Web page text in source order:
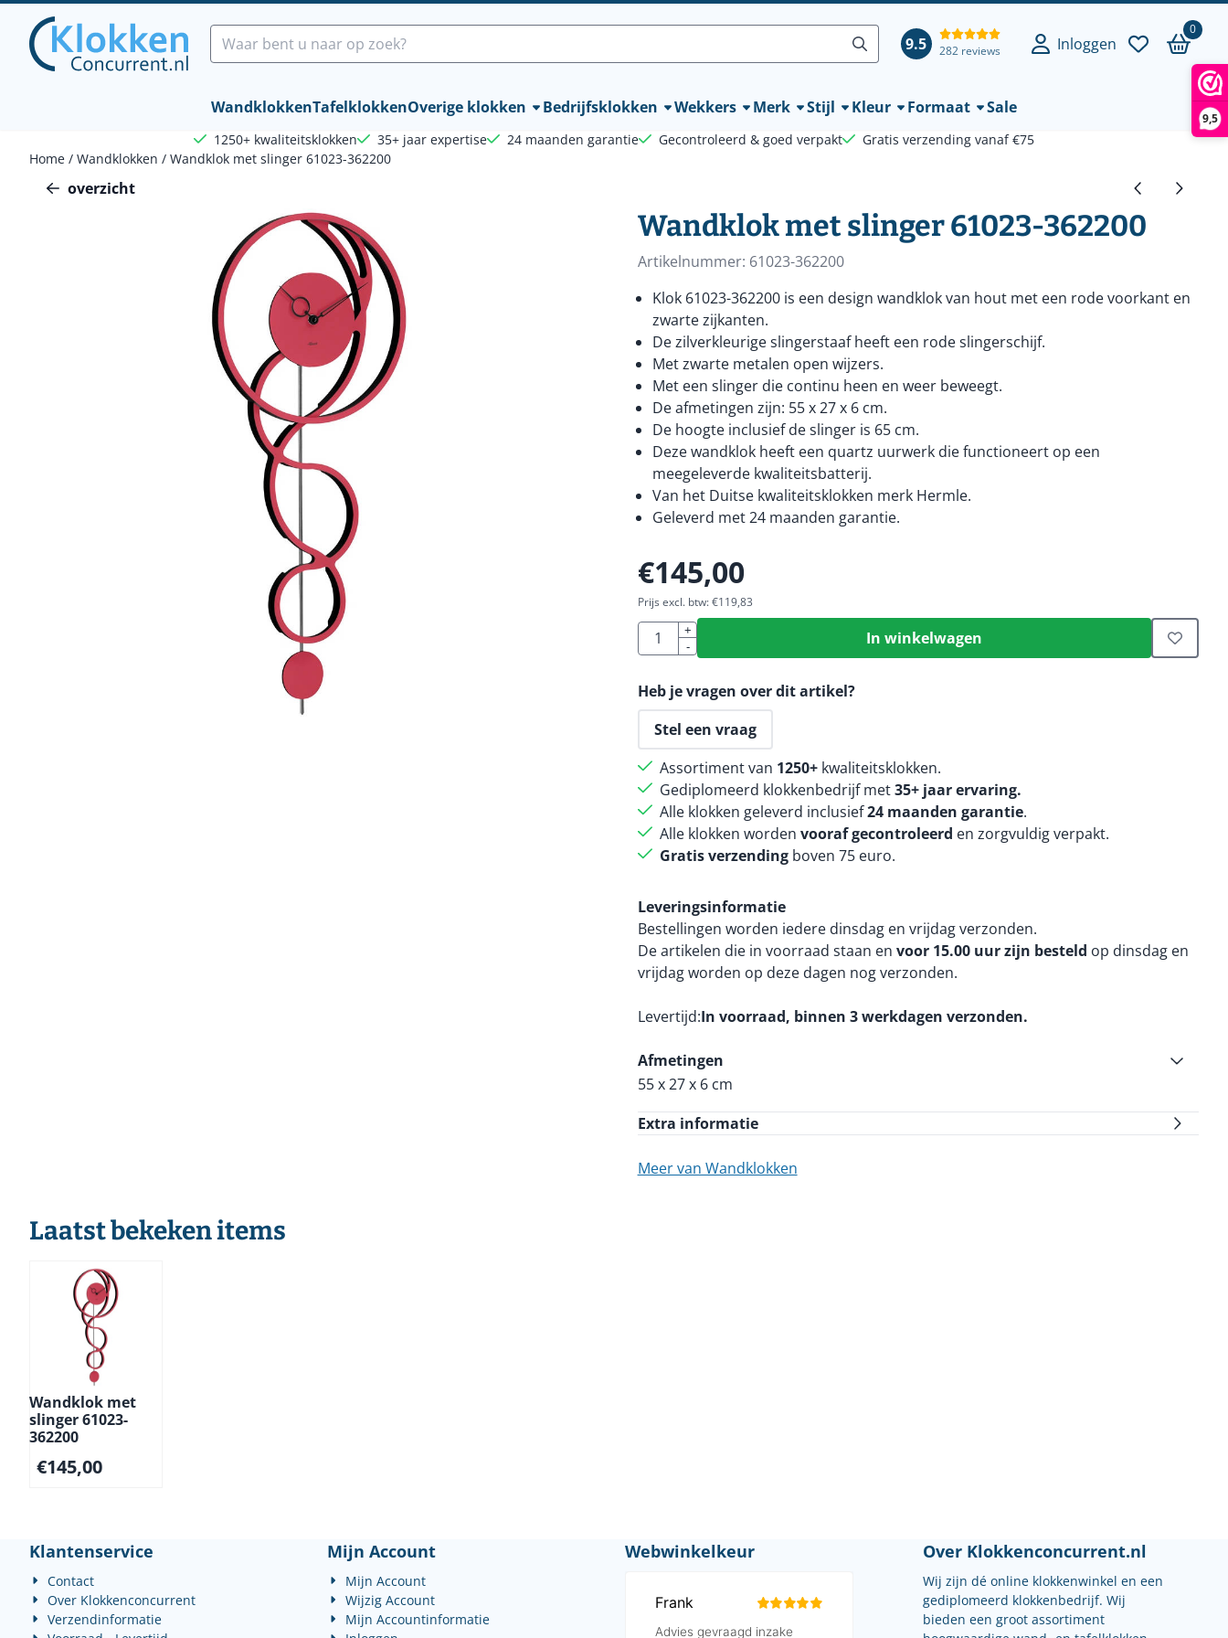
9,5
Cookievoorkeuren zijn beschikbaar. Kies instellingen of sta alle cookies toe.
Zoeken
9.5 282 reviews Inloggen
0
WandklokkenTafelklokkenOverige klokken Bedrijfsklokken Wekkers Merk Stijl Kleur Formaat Sale
1250+ kwaliteitsklokken 35+ jaar expertise 24 maanden garantie Gecontroleerd & goed verpakt
Gratis verzending vanaf €75
Home / Wandklokken / Wandklok met slinger 61023-362200
overzicht
Wandklok met slinger 61023-362200
Artikelnummer: 61023-362200
Klok 61023-362200 is een design wandklok van hout met een rode voorkant en
zwarte zijkanten.
De zilverkleurige slingerstaaf heeft een rode slingerschijf.
Met zwarte metalen open wijzers.
Met een slinger die continu heen en weer beweegt.
De afmetingen zijn: 55 x 27 x 6 cm.
De hoogte inclusief de slinger is 65 cm.
Deze wandklok heeft een quartz uurwerk die functioneert op een
meegeleverde kwaliteitsbatterij.
Van het Duitse kwaliteitsklokken merk Hermle.
Geleverd met 24 maanden garantie.
€145,00
Prijs excl. btw: €119,83
Aantal
+
-
In winkelwagen
Heb je vragen over dit artikel?
Stel een vraag
Assortiment van 1250+kwaliteitsklokken.
Gediplomeerd klokkenbedrijf met35+ jaar ervaring.
Alle klokken geleverd inclusief24 maanden garantie.
Alle klokken worden vooraf gecontroleerd en zorgvuldig verpakt.
Gratis verzendingboven 75 euro.
Leveringsinformatie
Bestellingen worden iedere dinsdag en vrijdag verzonden.
De artikelen die in voorraad staan en voor 15.00 uur zijn besteld op dinsdag en
vrijdag worden op deze dagen nog verzonden.
Levertijd In voorraad, binnen 3 werkdagen verzonden.
Afmetingen
55 x 27 x 6 cm
Extra informatie
Meer van Wandklokken
Laatst bekeken items
Wandklok met
slinger 61023-
362200
€145,00
Klantenservice
Contact
Over Klokkenconcurrent
Verzendinformatie
Mijn Account
Mijn Account
Wijzig Account
Mijn Accountinformatie
Webwinkelkeur Over Klokkenconcurrent.nl
Wij zijn dé online klokkenwinkel en een
gediplomeerd klokkenbedrijf. Wij
bieden een groot assortiment